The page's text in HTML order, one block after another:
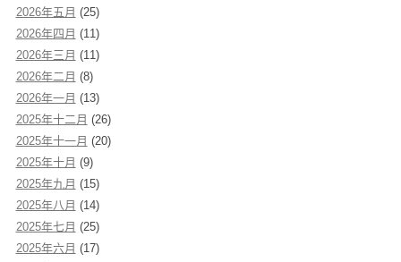
2026年五月 (25)
2026年四月 (11)
2026年三月 (11)
2026年二月 (8)
2026年一月 (13)
2025年十二月 (26)
2025年十一月 (20)
2025年十月 (9)
2025年九月 (15)
2025年八月 (14)
2025年七月 (25)
2025年六月 (17)